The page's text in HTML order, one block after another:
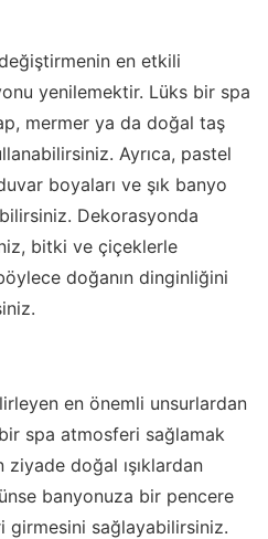
en etkili
yenilemektir. Lüks bir spa
mermer ya da doğal taş
Ayrıca, pastel
boyaları ve şık banyo
Dekorasyonda
bitki ve çiçeklerle
doğanın dinginliğini
en önemli unsurlardan
bir spa atmosferi sağlamak
doğal ışıklardan
banyonuza bir pencere
girmesini sağlayabilirsiniz.